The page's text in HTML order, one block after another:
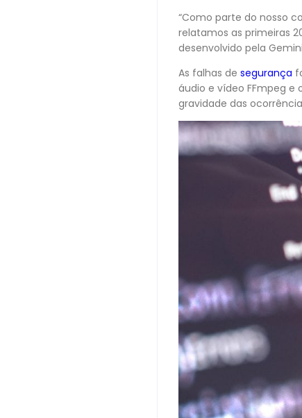
“Como parte do nosso
relatamos as primeiras
desenvolvido pela
As falhas de segurança
áudio e vídeo FFmpeg e
gravidade das